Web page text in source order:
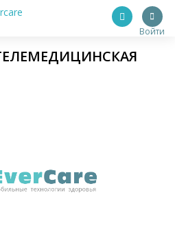
Войти